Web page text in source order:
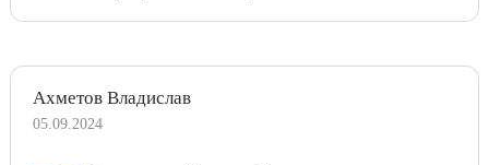
Ахметов Владислав
05.09.2024